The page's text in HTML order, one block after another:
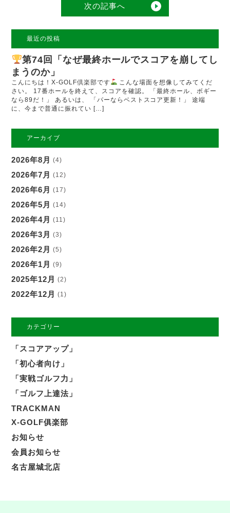
次の記事へ
最近の投稿
第74回「なぜ最終ホールでスコアを崩してし
まうのか」
こんにちは！X-GOLF倶楽部です
こんな場面を想像してみてくだ
さい。 17番ホールを終えて、スコアを確認。 「最終ホール、ボギー
なら89だ！」 あるいは、 「パーならベストスコア更新！」 途端
に、今まで普通に振れてい […]
アーカイブ
2026年8月 (4)
2026年7月 (12)
2026年6月 (17)
2026年5月 (14)
2026年4月 (11)
2026年3月 (3)
2026年2月 (5)
2026年1月 (9)
2025年12月 (2)
2022年12月 (1)
カテゴリー
「スコアアップ」
「初心者向け」
「実戦ゴルフ力」
「ゴルフ上達法」
TRACKMAN
X-GOLF俱楽部
お知らせ
会員お知らせ
名古屋城北店